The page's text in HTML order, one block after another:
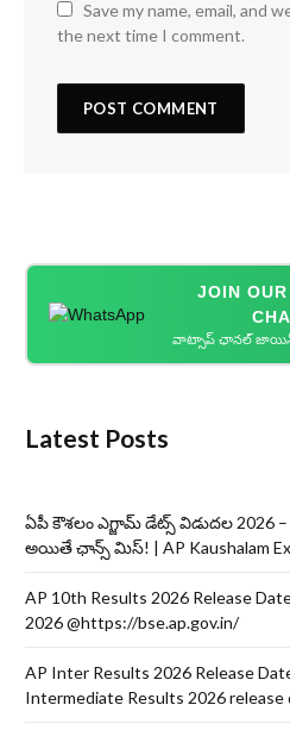
Save my name, email, and
the next time I comment.
JOIN
వాట్సాప్ ఛానల్ జాయిన్
Latest Posts
ఏపీ కౌశలం ఎగ్జామ్ డేట్స్ విడుదల
అయితే ఛాన్స్ మిస్! | AP Kaushalam
AP 10th Results 2026 Release
2026 @https://bse.ap.gov.in/
AP Inter Results 2026 Release
Intermediate Results 2026 release